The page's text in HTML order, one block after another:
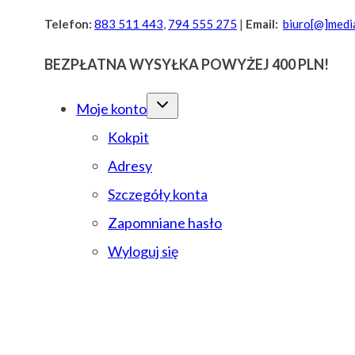
PrzejdźTelefon: 883 511 443, 794 555 275 | Email:
BEZPŁATNA WYSYŁKA POWYŻEJ 400 PLN!
Moje konto
Kokpit
Adresy
Szczegóły konta
Zapomniane hasło
Wyloguj się